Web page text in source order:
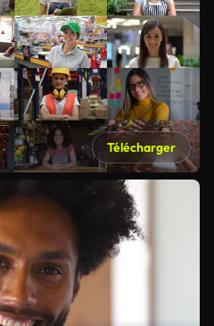
Télécharger